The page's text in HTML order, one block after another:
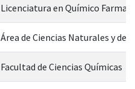
Licenciatura en Químico
Área de Ciencias Naturales y de
Facultad de Ciencias Químicas